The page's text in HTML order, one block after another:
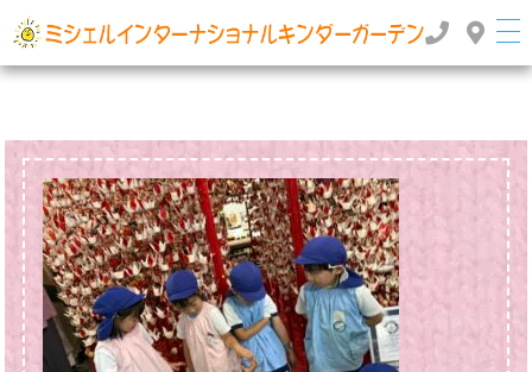
ーガーデン
TOP